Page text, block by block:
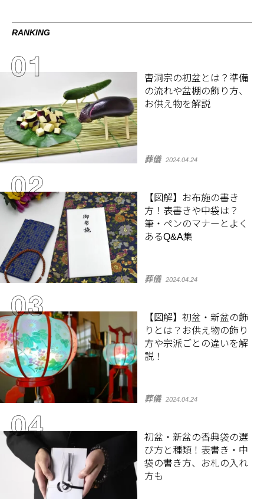
RANKING
曹洞宗の初盆とは？準備
の流れや盆棚の飾り方、
お供え物を解説
葬儀 2024.04.24
【図解】お布施の書き
方！表書きや中袋は？
筆・ペンのマナーとよく
あるQ&A集
葬儀 2024.04.24
【図解】初盆・新盆の飾
りとは？お供え物の飾り
方や宗派ごとの違いを解
説！
葬儀 2024.04.24
初盆・新盆の香典袋の選
び方と種類！表書き・中
袋の書き方、お札の入れ
方も